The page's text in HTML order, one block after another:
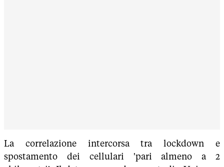
La correlazione intercorsa tra lockdown e
spostamento dei cellulari 'pari almeno a 2